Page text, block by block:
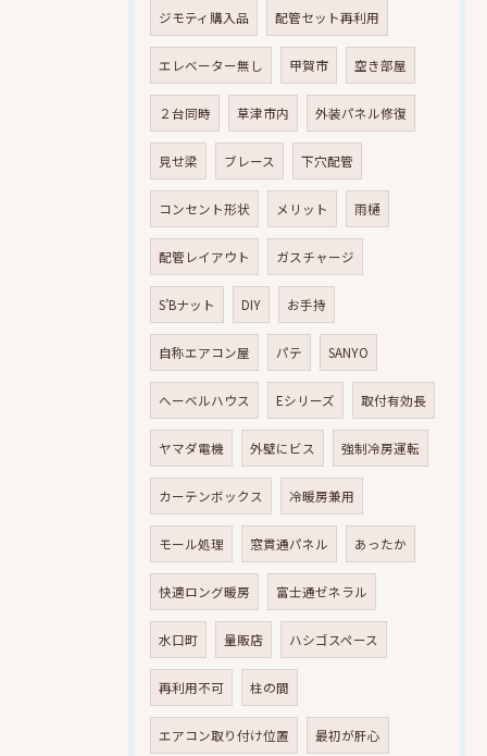
ジモティ購入品 配管セット再利用
エレベーター無し 甲賀市 空き部屋
２台同時 草津市内 外装パネル修復
見せ梁 ブレース 下穴配管
コンセント形状 メリット 雨樋
配管レイアウト ガスチャージ
S’Bナット DIY お手持
自称エアコン屋 パテ SANYO
へーベルハウス Eシリーズ 取付有効長
ヤマダ電機 外壁にビス 強制冷房運転
カーテンボックス 冷暖房兼用
モール処理 窓貫通パネル あったか
快適ロング暖房 富士通ゼネラル
水口町 量販店 ハシゴスペース
再利用不可 柱の間
エアコン取り付け位置 最初が肝心